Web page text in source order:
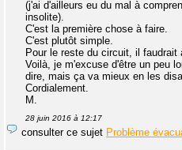
(j'ai d'ailleurs eu du mal à
insolite).
C'est la première chose à faire.
C'est plutôt simple.
Pour le reste du circuit, il faudrait
Voilà, je m'excuse d'être un peu
dire, mais ça va mieux en les
Cordialement.
M.
28 juin 2016 à 12:17
consulter ce sujet Problème